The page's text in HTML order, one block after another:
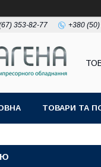
353-82-77 +380
ТОВАРИ ТА